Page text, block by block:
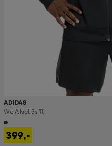
ADIDAS
We Allset 3s Tt
399,-